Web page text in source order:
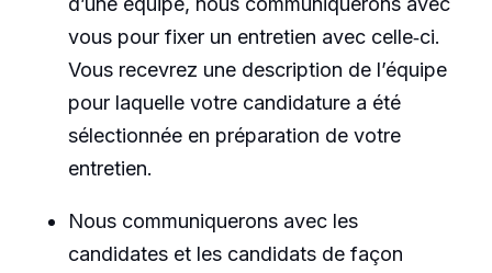
vous pour fixer un entretien avec celle‑ci.
Vous recevrez une description de l’équipe
pour laquelle votre candidature a été
sélectionnée en préparation de votre
entretien.
Nous communiquerons avec les
candidates et les candidats de façon